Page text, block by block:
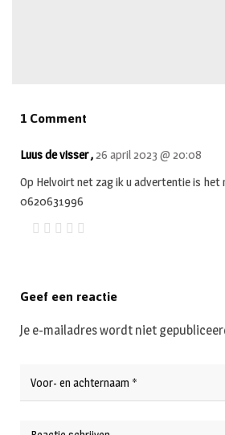
1 Comment
Luus de visser ,26 april 2023 @ 20:08
Op Helvoirt net zag ik u advertentie is het
0620631996
Geef een reactie
Je e-mailadres wordt niet